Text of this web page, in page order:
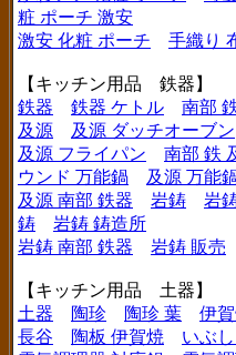
粧 ポーチ 激安
激安 化粧 ポーチ
手織り
【キッチン用品 鉄器】
鉄器
鉄器 ケトル 南部
及源
及源 ダッチオーブン
及源 フライパン
南部 鉄
ウンド 万能鍋
及源 万能
及源 南部 鉄器
岩鋳 岩
鋳
岩鋳 鋳造所
岩鋳 南部 鉄器
岩鋳 販売
【キッチン用品 土器】
土器
陶珍 陶珍 葉 伊
長谷
陶板 伊賀焼
いぶ